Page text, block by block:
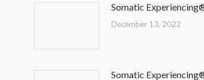
Somatic
December 13, 2022
Somatic